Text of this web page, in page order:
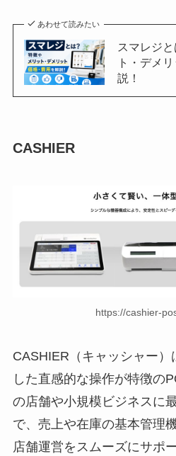
あわせて読みたい
スマレジ
ト・デメ
説！
CASHIER
https://cashier-
CASHIER（キャッシャー）
した直感的な操作が特徴の
の店舗や小規模ビジネスに
で、売上や在庫の基本管理
店舗運営をスムーズにサポ